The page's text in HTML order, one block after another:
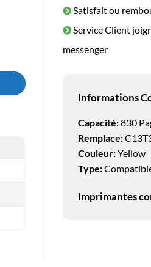
) - Compatible
Satisfait ou
Service Client
messenger
Informations
Capacité:830
Remplace:
Couleur:Yellow
Type:
Imprimantes